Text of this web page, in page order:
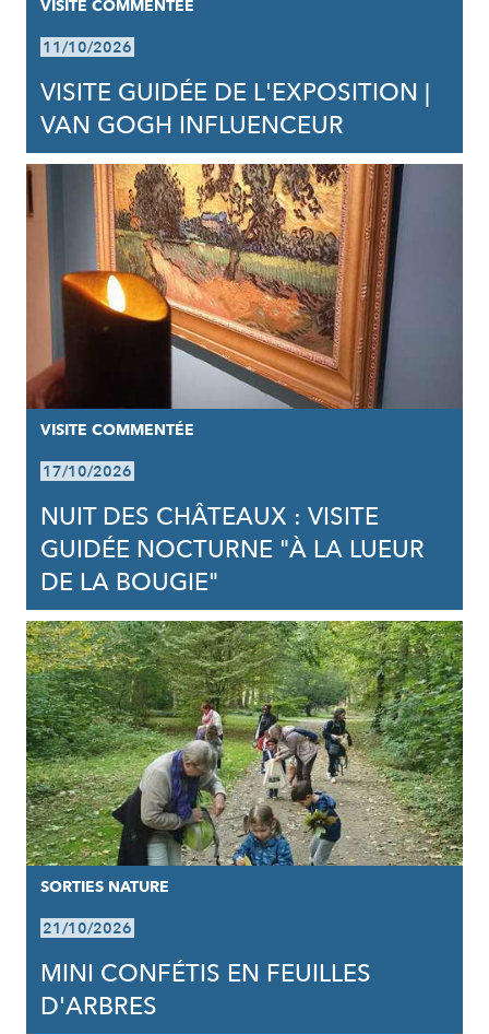
VISITE COMMENTÉE
11/10/2026
VISITE GUIDÉE DE L'EXPOSITION |
VAN GOGH INFLUENCEUR
VISITE COMMENTÉE
17/10/2026
NUIT DES CHÂTEAUX : VISITE
GUIDÉE NOCTURNE "À LA LUEUR
DE LA BOUGIE"
SORTIES NATURE
21/10/2026
MINI CONFÉTIS EN FEUILLES
D'ARBRES